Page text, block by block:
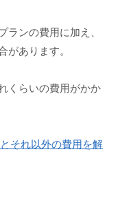
ンの費用に加え、
あります。
くらいの費用がかか
それ以外の費用を解